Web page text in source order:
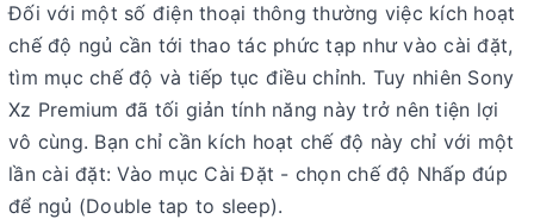
Đối với một số điện thoại thông thường việc kích hoạt
chế độ ngủ cần tới thao tác phức tạp như vào cài đặt,
tìm mục chế độ và tiếp tục điều chỉnh. Tuy nhiên Sony
Xz Premium đã tối giản tính năng này trở nên tiện lợi
vô cùng. Bạn chỉ cần kích hoạt chế độ này chỉ với một
lần cài đặt: Vào mục Cài Đặt - chọn chế độ Nhấp đúp
để ngủ (Double tap to sleep).